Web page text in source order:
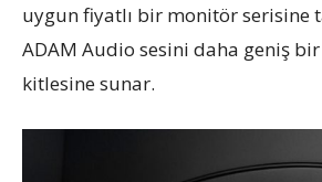
uygun fiyatlı bir monitör serisine
ADAM Audio sesini daha geniş bir
kitlesine sunar.